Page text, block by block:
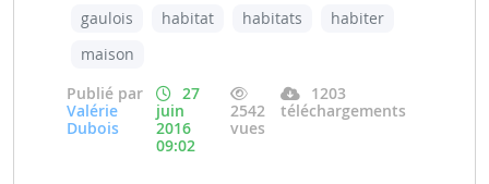
gaulois habitat habitats
habiter
maison
Publié par
Valérie
Dubois
27
juin
2016
09:02
2542
vues
1203
téléchargements